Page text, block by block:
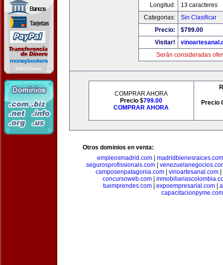
Longitud:
13 caracteres
Categorias:
Sin Clasificar
Precio:
$799.00
Visitar!
Serán consideradas
COMPRAR AHORA
Precio $799.00
COMPRAR AHORA
Precio
Otros dominios en venta:
empleosmadrid.com
madridbienesraices.com
segurosprofissionais.com
camposenpatagonia.com| vinoartesanal.com|
concursoweb.com
tuemprendes.com
expoempresarial.com
capacitacionpyme.com